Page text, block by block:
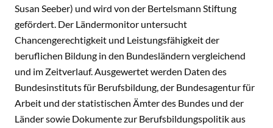
Susan Seeber) und wird von der Bertelsmann Stiftung
gefördert. Der Ländermonitor untersucht
Chancengerechtigkeit und Leistungsfähigkeit der
beruflichen Bildung in den Bundesländern vergleichend
und im Zeitverlauf. Ausgewertet werden Daten des
Bundesinstituts für Berufsbildung, der Bundesagentur für
Arbeit und der statistischen Ämter des Bundes und der
Länder sowie Dokumente zur Berufsbildungspolitik aus